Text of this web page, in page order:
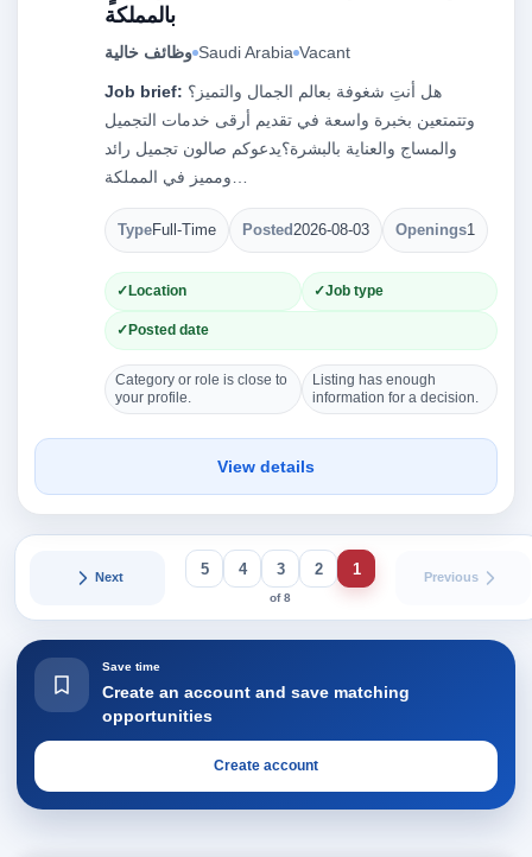
بالمملكة
وظائف خالية Saudi Arabia Vacant
Job brief:
وتتمتعين بخبرة واسعة في تقديم أرقى خدمات التجميل
والمساج والعناية بالبشرة؟يدعوكم صالون تجميل رائد
TypeFull-Time Posted2026-08-03 Openings1
Location Job type
Posted date
Category or role is close to
your profile.
Listing has enough
information for a decision.
View details
Previous
1
2
3
4
5
of 8
Next
Save time
Create an account and save matching
opportunities
Create account